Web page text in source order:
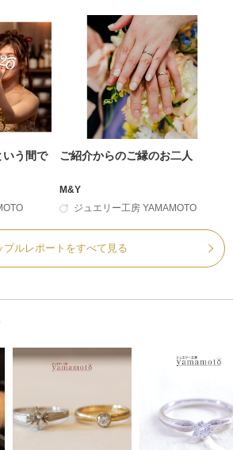
いう間で
ご紹介からのご縁のお二人
M&Y
ジュエリー工房 YAMAMOTO
プルレポートをすべて見る